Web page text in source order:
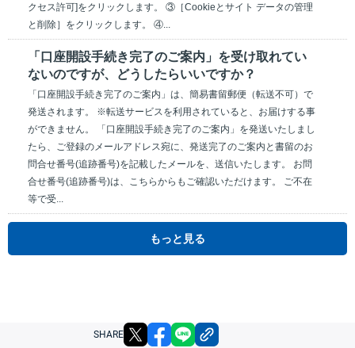
クセス許可]をクリックします。 ③［Cookieとサイト データの管理
と削除］をクリックします。 ④...
「口座開設手続き完了のご案内」を受け取れてい
ないのですが、どうしたらいいですか？
「口座開設手続き完了のご案内」は、簡易書留郵便（転送不可）で
発送されます。 ※転送サービスを利用されていると、お届けする事
ができません。 「口座開設手続き完了のご案内」を発送いたしまし
たら、ご登録のメールアドレス宛に、発送完了のご案内と書留のお
問合せ番号(追跡番号)を記載したメールを、送信いたします。 お問
合せ番号(追跡番号)は、こちらからもご確認いただけます。 ご不在
等で受...
もっと見る
SHARE X facebook